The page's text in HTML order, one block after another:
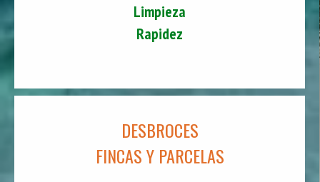
Limpieza
Rapidez
DESBROCES
FINCAS Y PARCELAS